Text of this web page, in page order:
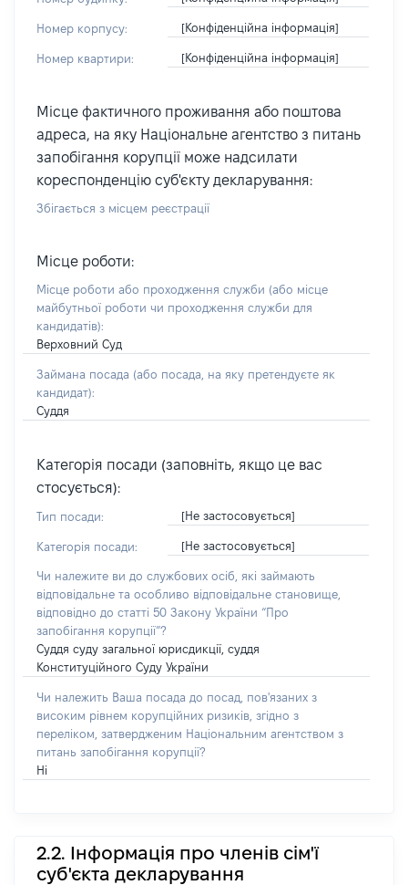
Номер корпусу: [Конфіденційна інформація]
Номер квартири: [Конфіденційна інформація]
Місце фактичного проживання або поштова
адреса, на яку Національне агентство з питань
запобігання корупції може надсилати
кореспонденцію суб'єкту декларування:
Збігається з місцем реєстрації
Місце роботи:
Місце роботи або проходження служби (або місце
майбутньої роботи чи проходження служби для
кандидатів):
Верховний Суд
Займана посада (або посада, на яку претендуєте як
кандидат):
Суддя
Категорія посади (заповніть, якщо це вас
стосується):
Тип посади: [Не застосовується]
Категорія посади: [Не застосовується]
Чи належите ви до службових осіб, які займають
відповідальне та особливо відповідальне становище,
відповідно до статті 50 Закону України “Про
запобігання корупції”?
Суддя суду загальної юрисдикції, суддя
Конституційного Суду України
Чи належить Ваша посада до посад, пов'язаних з
високим рівнем корупційних ризиків, згідно з
переліком, затвердженим Національним агентством з
питань запобігання корупції?
Ні
2.2. Інформація про членів сім'ї
суб'єкта декларування